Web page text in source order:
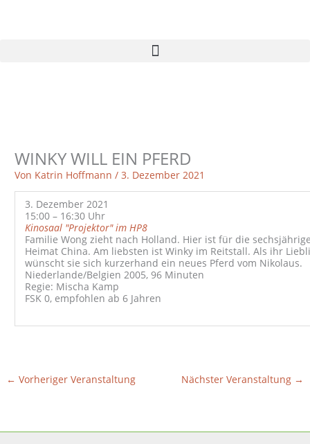
WINKY WILL EIN PFERD
Von Katrin Hoffmann/3. Dezember 2021
3. Dezember 2021
15:00 – 16:30 Uhr
Kinosaal "Projektor" im HP8
Familie Wong zieht nach Holland. Hier ist für die
Heimat China. Am liebsten ist Winky im Reitstall. Als ihr
wünscht sie sich kurzerhand ein neues Pferd vom Nikolaus.
Niederlande/Belgien 2005, 96 Minuten
Regie: Mischa Kamp
FSK 0, empfohlen ab 6 Jahren
← Vorheriger Veranstaltung Nächster Veranstaltung →